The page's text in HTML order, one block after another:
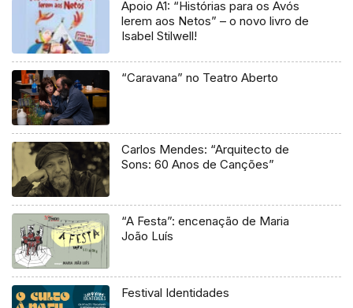
Apoio A1: “Histórias para os Avós
lerem aos Netos” – o novo livro de
Isabel Stilwell!
“Caravana” no Teatro Aberto
Carlos Mendes: “Arquitecto de
Sons: 60 Anos de Canções”
“A Festa”: encenação de Maria
João Luís
Festival Identidades